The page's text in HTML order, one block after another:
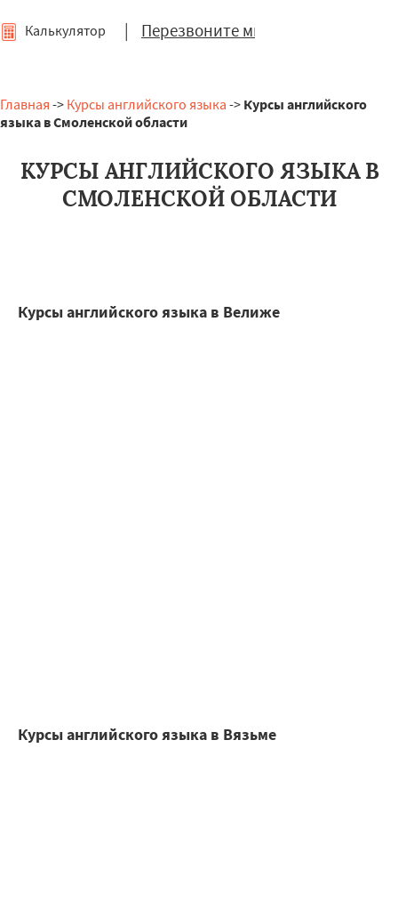
| Перезвоните мне
Калькулятор
Главная -> Курсы английского языка -> Курсы английского
языка в Смоленской области
КУРСЫ АНГЛИЙСКОГО ЯЗЫКА В
СМОЛЕНСКОЙ ОБЛАСТИ
Курсы английского языка в Велиже
Курсы английского языка в Вязьме